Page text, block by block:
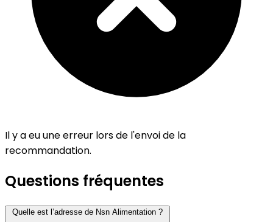
Il y a eu une erreur lors de l'envoi de la
recommandation.
Questions fréquentes
Quelle est l’adresse de Nsn Alimentation ?